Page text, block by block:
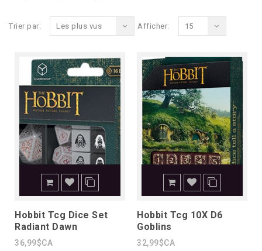
Trier par: Les plus vus Afficher: 15
Hobbit Tcg Dice Set
Radiant Dawn
36,99$CA
Hobbit Tcg 10X D6
Goblins
32,99$CA